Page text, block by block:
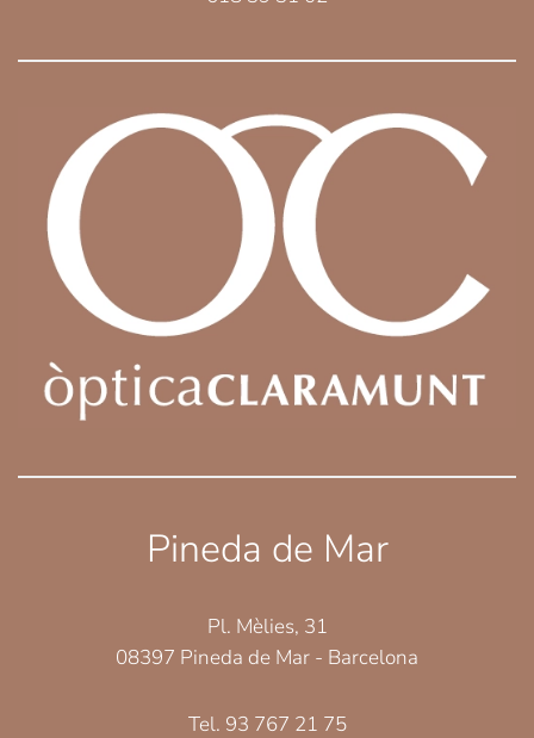
Pineda de Mar
Pl. Mèlies, 31
08397 Pineda de Mar - Barcelona
Tel. 93 767 21 75